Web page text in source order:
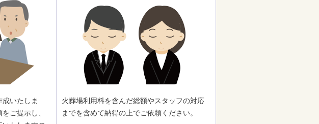
いたしま
ご提示し、
火葬場利用料を含んだ総額やスタッフの対応
までを含めて納得の上でご依頼ください。